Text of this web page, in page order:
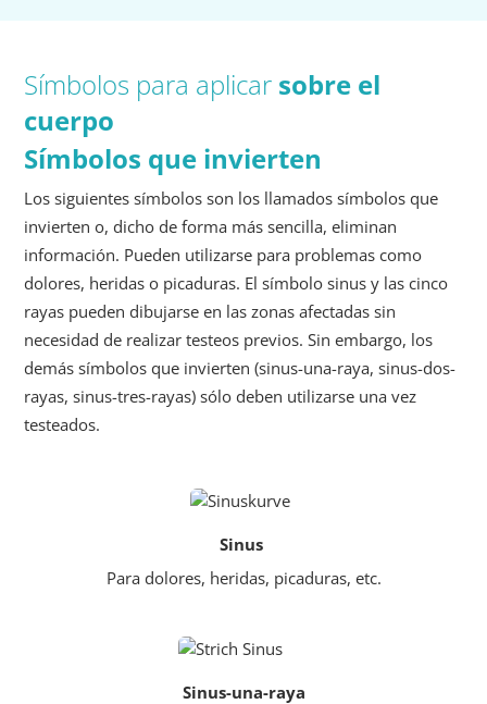
Símbolos para aplicar sobre el
cuerpo
Símbolos que invierten
Los siguientes símbolos son los llamados símbolos que
invierten o, dicho de forma más sencilla, eliminan
información. Pueden utilizarse para problemas como
dolores, heridas o picaduras. El símbolo sinus y las cinco
rayas pueden dibujarse en las zonas afectadas sin
necesidad de realizar testeos previos. Sin embargo, los
demás símbolos que invierten (sinus-una-raya, sinus-dos-
rayas, sinus-tres-rayas) sólo deben utilizarse una vez
testeados.
Sinus
Para dolores, heridas, picaduras, etc.
Sinus-una-raya